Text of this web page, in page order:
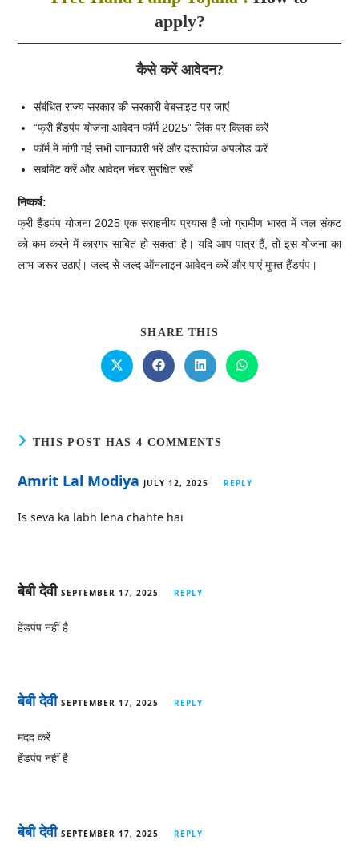
apply?
कैसे करें आवेदन?
संबंधित राज्य सरकार की सरकारी वेबसाइट पर जाएं
“फ्री हैंडपंप योजना आवेदन फॉर्म 2025” लिंक पर क्लिक करें
फॉर्म में मांगी गई सभी जानकारी भरें और दस्तावेज अपलोड करें
सबमिट करें और आवेदन नंबर सुरक्षित रखें
निष्कर्ष:
फ्री हैंडपंप योजना 2025 एक सराहनीय प्रयास है जो ग्रामीण भारत में जल संकट
को कम करने में कारगर साबित हो सकता है। यदि आप पात्र हैं, तो इस योजना का
लाभ जरूर उठाएं। जल्द से जल्द ऑनलाइन आवेदन करें और पाएं मुफ्त हैंडपंप।
SHARE THIS
THIS POST HAS 4 COMMENTS
Amrit Lal Modiya JULY 12, 2025 REPLY
Is seva ka labh lena chahte hai
बेबी देवीSEPTEMBER 17, 2025 REPLY
हेंडपंप नहीं है
बेबी देवी SEPTEMBER 17, 2025 REPLY
मदद करें
हेंडपंप नहीं है
बेबी देवी SEPTEMBER 17, 2025 REPLY